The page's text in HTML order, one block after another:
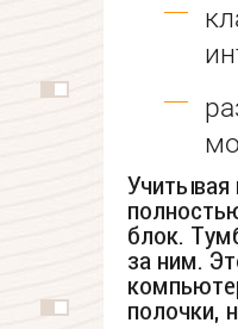
Учитывая
блок.
за ним.
полочки,